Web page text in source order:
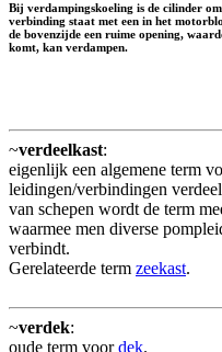
Bij verdampingskoeling is de cilinder
verbinding staat met een in het
de bovenzijde een ruime opening,
komt, kan verdampen.
~verdeelkast:
eigenlijk een algemene term
leidingen/verbindingen
van schepen wordt de term
waarmee men diverse
verbindt.
Gerelateerde term zeekast.
~verdek:
oude term voordek.